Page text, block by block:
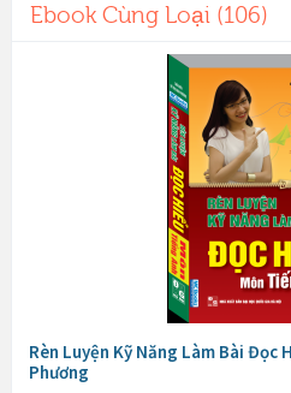
Ebook Cùng Loại (106)
Rèn Luyện Kỹ Năng Làm Bài Đọc
Phương